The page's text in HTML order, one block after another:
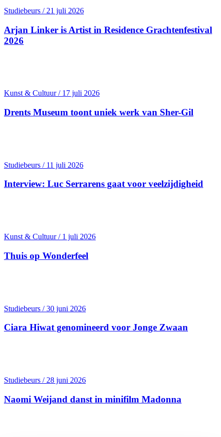
Studiebeurs / 21 juli 2026
Arjan Linker is Artist in Residence Grachten­festival
2026
Kunst & Cultuur / 17 juli 2026
Drents Museum toont uniek werk van Sher-Gil
Studiebeurs / 11 juli 2026
Interview: Luc Serrarens gaat voor veelzijdigheid
Kunst & Cultuur / 1 juli 2026
Thuis op Wonderfeel
Studiebeurs / 30 juni 2026
Ciara Hiwat genomineerd voor Jonge Zwaan
Studiebeurs / 28 juni 2026
Naomi Weijand danst in minifilm Madonna